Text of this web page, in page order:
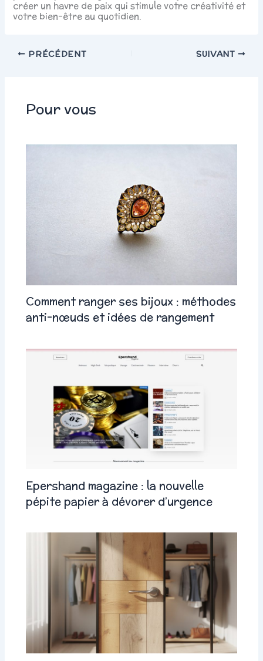
créer un havre de paix qui stimule votre créativité et
votre bien-être au quotidien.
PRÉCÉDENT SUIVANT
Pour vous
Comment ranger ses bijoux : méthodes
anti-nœuds et idées de rangement
Epershand magazine : la nouvelle
pépite papier à dévorer d’urgence